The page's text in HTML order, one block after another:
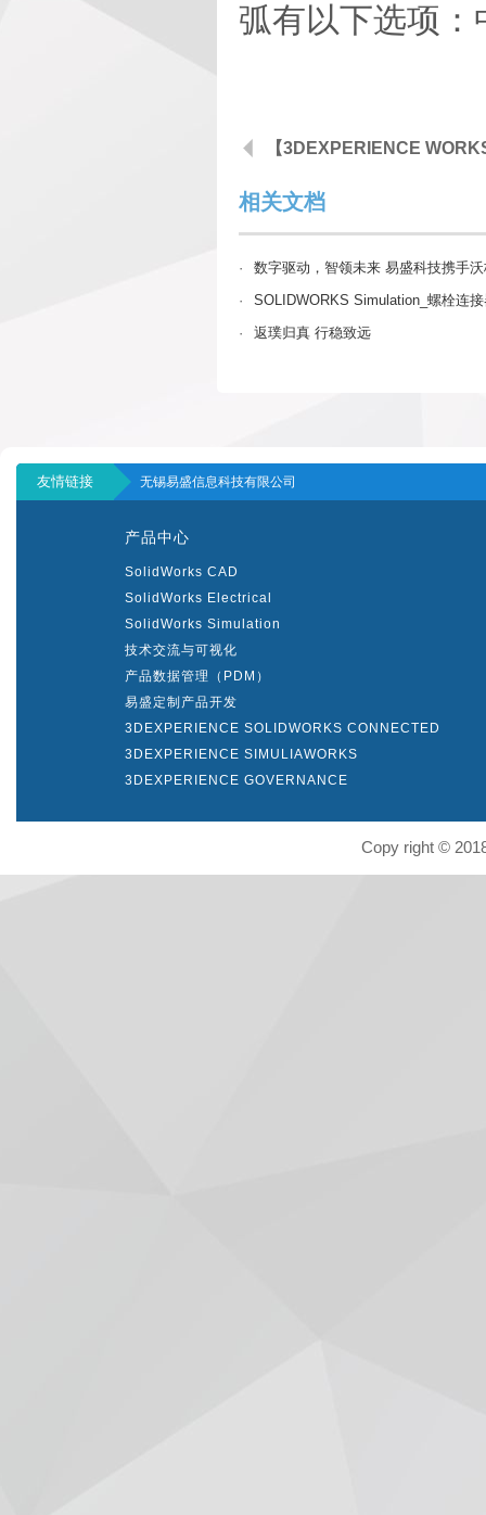
弧有以下选项
相关文档
·
数字驱动，智领未来 易盛科技携手
·
SOLIDWORKS Simulation_螺栓连
·
返璞归真 行稳致远
友情链接 无锡易盛信息科技有限公司
产品中心
SolidWorks CAD
SolidWorks Electrical
SolidWorks Simulation
技术交流与可视化
产品数据管理（PDM）
易盛定制产品开发
3DEXPERIENCE SOLIDWORKS CONNECTED
3DEXPERIENCE SIMULIAWORKS
3DEXPERIENCE GOVERNANCE
Copy right ©